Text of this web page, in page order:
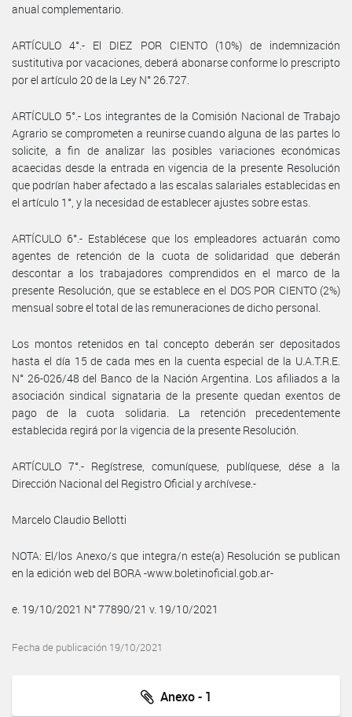
anual complementario.
ARTÍCULO 4°.- El DIEZ POR CIENTO (10%) de indemnización
sustitutiva por vacaciones, deberá abonarse conforme lo prescripto
por el artículo 20 de la Ley N° 26.727.
ARTÍCULO 5°.- Los integrantes de la Comisión Nacional de Trabajo
Agrario se comprometen a reunirse cuando alguna de las partes lo
solicite, a fin de analizar las posibles variaciones económicas
acaecidas desde la entrada en vigencia de la presente Resolución
que podrían haber afectado a las escalas salariales establecidas en
el artículo 1°, y la necesidad de establecer ajustes sobre estas.
ARTÍCULO 6°.- Establécese que los empleadores actuarán como
agentes de retención de la cuota de solidaridad que deberán
descontar a los trabajadores comprendidos en el marco de la
presente Resolución, que se establece en el DOS POR CIENTO (2%)
mensual sobre el total de las remuneraciones de dicho personal.
Los montos retenidos en tal concepto deberán ser depositados
hasta el día 15 de cada mes en la cuenta especial de la U.A.T.R.E.
N° 26-026/48 del Banco de la Nación Argentina. Los afiliados a la
asociación sindical signataria de la presente quedan exentos de
pago de la cuota solidaria. La retención precedentemente
establecida regirá por la vigencia de la presente Resolución.
ARTÍCULO 7°.- Regístrese, comuníquese, publíquese, dése a la
Dirección Nacional del Registro Oficial y archívese.-
Marcelo Claudio Bellotti
NOTA: El/los Anexo/s que integra/n este(a) Resolución se publican
en la edición web del BORA -www.boletinoficial.gob.ar-
e. 19/10/2021 N° 77890/21 v. 19/10/2021
Fecha de publicación 19/10/2021
Anexo - 1